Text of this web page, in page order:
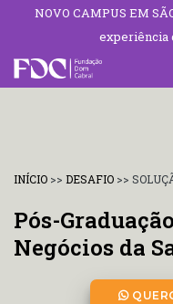
NOVO CAMPUS EM
experiência
INÍCIO >> DESAFIO >>
Pós-
Negócios da